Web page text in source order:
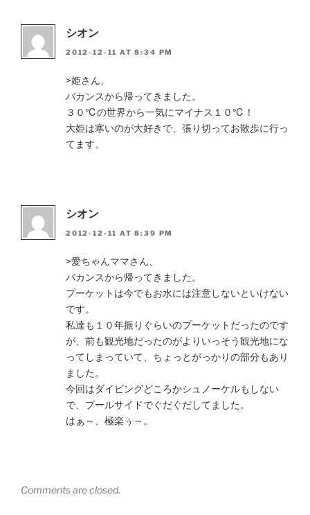
シオン
2012-12-11 AT 8:34 PM
>姫さん、
バカンスから帰ってきました。
３０℃の世界から一気にマイナス１０℃！
大姫は寒いのが大好きで、張り切ってお散歩に行っ
てます。
シオン
2012-12-11 AT 8:39 PM
>愛ちゃんママさん、
バカンスから帰ってきました。
プーケットは今でもお水には注意しないといけない
です。
私達も１０年振りぐらいのプーケットだったのです
が、前も観光地だったのがよりいっそう観光地にな
ってしまっていて、ちょっとがっかりの部分もあり
ました。
今回はダイビングどころかシュノーケルもしない
で、プールサイドでぐだぐだしてました。
はぁ～、極楽ぅ～。
Comments are closed.